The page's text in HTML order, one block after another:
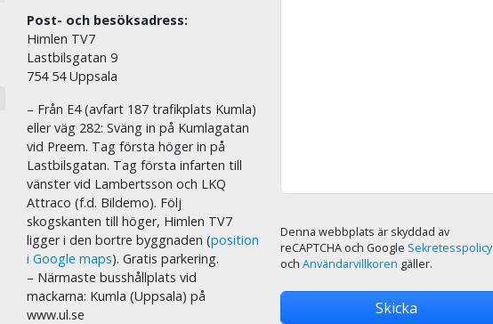
Post- och besöksadress:
Himlen TV7
Lastbilsgatan 9
754 54 Uppsala
– Från E4 (avfart 187 trafikplats Kumla)
eller väg 282: Sväng in på Kumlagatan
vid Preem. Tag första höger in på
Lastbilsgatan. Tag första infarten till
vänster vid Lambertsson och LKQ
Attraco (f.d. Bildemo). Följ
skogskanten till höger, Himlen TV7
ligger i den bortre byggnaden (position
i Google maps). Gratis parkering.
– Närmaste busshållplats vid
mackarna: Kumla (Uppsala) på
www.ul.se
Denna webbplats är skyddad av
reCAPTCHA och Google Sekretesspolicy
och Användarvillkoren gäller.